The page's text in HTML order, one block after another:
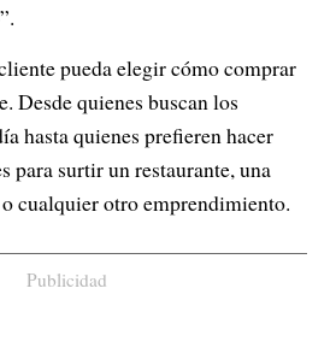
pueda elegir cómo comprar
Desde quienes buscan los
hasta quienes prefieren hacer
para surtir un restaurante, una
cualquier otro emprendimiento.
Publicidad